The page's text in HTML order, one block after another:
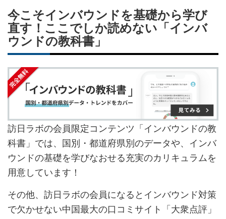
今こそインバウンドを基礎から学び
直す！ここでしか読めない「インバ
ウンドの教科書」
訪日ラボの会員限定コンテンツ「インバウンドの教
科書」では、国別・都道府県別のデータや、インバ
ウンドの基礎を学びなおせる充実のカリキュラムを
用意しています！
その他、訪日ラボの会員になるとインバウンド対策
で欠かせない中国最大の口コミサイト「大衆点評」